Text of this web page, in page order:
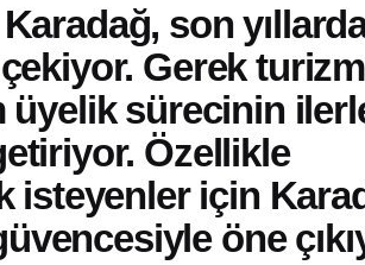
Karadağ, son
Gerek turizm
üyelik sürecinin
Özellikle
isteyenler için
öne